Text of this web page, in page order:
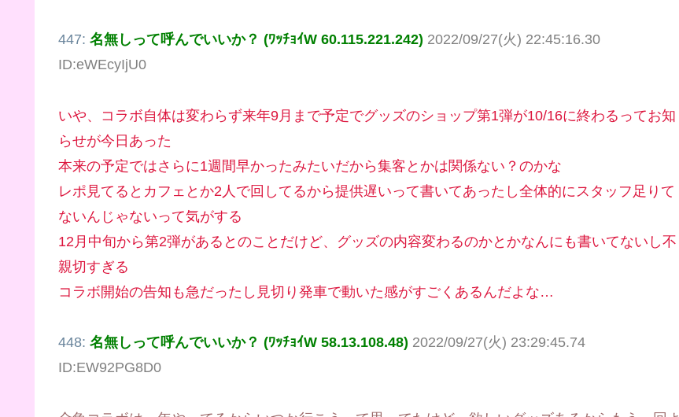
447: 名無しって呼んでいいか？ (ﾜｯﾁｮｲW 60.115.221.242) 2022/09/27(火) 22:45:16.30
ID:eWEcyIjU0
いや、コラボ自体は変わらず来年9月まで予定でグッズのショップ第1弾が10/16に終わるってお知
らせが今日あった
本来の予定ではさらに1週間早かったみたいだから集客とかは関係ない？のかな
レポ見てるとカフェとか2人で回してるから提供遅いって書いてあったし全体的にスタッフ足りて
ないんじゃないって気がする
12月中旬から第2弾があるとのことだけど、グッズの内容変わるのかとかなんにも書いてないし不
親切すぎる
コラボ開始の告知も急だったし見切り発車で動いた感がすごくあるんだよな…
448: 名無しって呼んでいいか？ (ﾜｯﾁｮｲW 58.13.108.48) 2022/09/27(火) 23:29:45.74
ID:EW92PG8D0